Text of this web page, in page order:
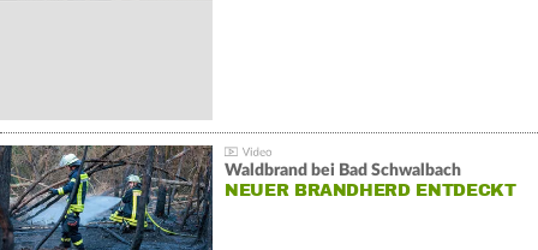
Waldbrand bei Bad Schwalbach
NEUER BRANDHERD ENTDECKT